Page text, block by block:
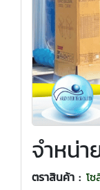
จำหน่
ตราสินค้า : โ